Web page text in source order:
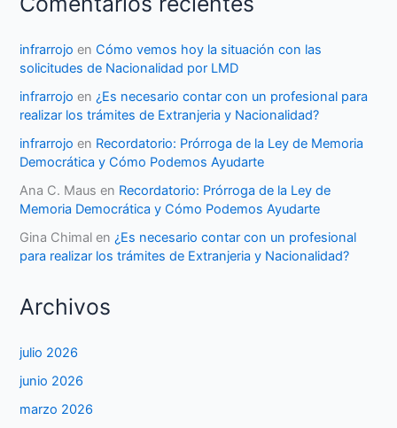
infrarrojo enCómo vemos hoy la situación con las
solicitudes de Nacionalidad por LMD
infrarrojo en¿Es necesario contar con un profesional para
realizar los trámites de Extranjeria y Nacionalidad?
infrarrojo en Recordatorio: Prórroga de la Ley de Memoria
Democrática y Cómo Podemos Ayudarte
Ana C. Maus en Recordatorio: Prórroga de la Ley de
Memoria Democrática y Cómo Podemos Ayudarte
Gina Chimal en¿Es necesario contar con un profesional
para realizar los trámites de Extranjeria y Nacionalidad?
Archivos
julio 2026
junio 2026
marzo 2026